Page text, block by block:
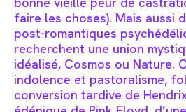
faire les choses). Mais aussi
post-romantiques
recherchent une union
idéalisé, Cosmos ou Nature.
indolence et pastoralisme,
conversion tardive de